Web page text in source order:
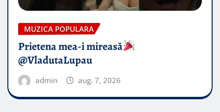
MUZICA POPULARA
Prietena mea-i mireasă​
@VladutaLupau
admin aug. 7, 2026